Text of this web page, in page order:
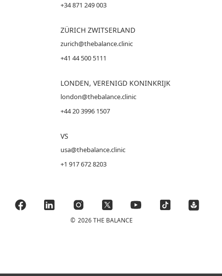
+34 871 249 003
ZÜRICH ZWITSERLAND
zurich@thebalance.clinic
+41 44 500 5111
LONDEN, VERENIGD KONINKRIJK
london@thebalance.clinic
+44 20 3996 1507
VS
usa@thebalance.clinic
+1 917 672 8203
© 2026 THE BALANCE